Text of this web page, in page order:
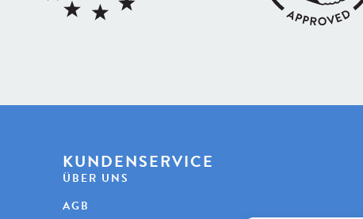
KUNDENSERVICE
ÜBER UNS
AGB